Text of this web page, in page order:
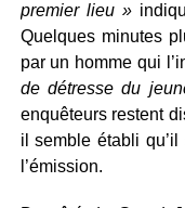
premier lieu »
Quelques minutes
par un homme qui
de détresse du
enquêteurs restent
il semble établi qu’il
l’émission.